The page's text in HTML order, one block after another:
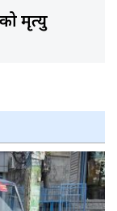
मृत्यु